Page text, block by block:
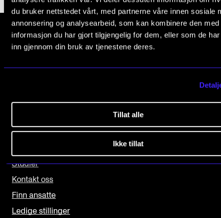
du bruker nettstedet vårt, med partnerne våre innen sosiale
annonsering og analysearbeid, som kan kombinere den med
informasjon du har gjort tilgjengelig for dem, eller som de
inn gjennom din bruk av tjenestene deres.
Tillat alle
Ikke tillat
Arrangementer og konserter
Nyheter og historier
Ledige stillinger
Finn ansatte
For ansatte og studenter
Norges musikk­høgskole
Slemdalsveien 11
Studier
Kontakt oss
Finn ansatte
Ledige stillinger